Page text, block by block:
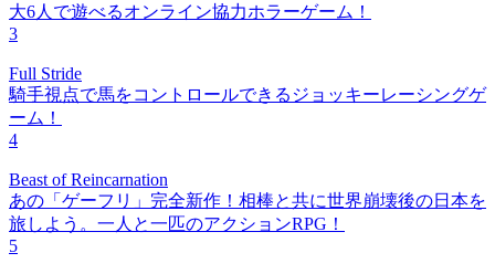
大6人で遊べるオンライン協力ホラーゲーム！
3
Full Stride
騎手視点で馬をコントロールできるジョッキーレーシングゲ
ーム！
4
Beast of Reincarnation
あの「ゲーフリ」完全新作！相棒と共に世界崩壊後の日本を
旅しよう。一人と一匹のアクションRPG！
5